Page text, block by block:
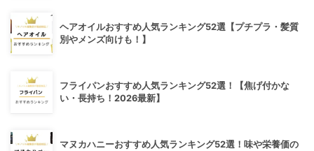
ヘアオイルおすすめ人気ランキング52選【プチプラ・髪質
別やメンズ向けも！】
フライパンおすすめ人気ランキング52選！【焦げ付かな
い・長持ち！2026最新】
マヌカハニーおすすめ人気ランキング52選！味や栄養価の